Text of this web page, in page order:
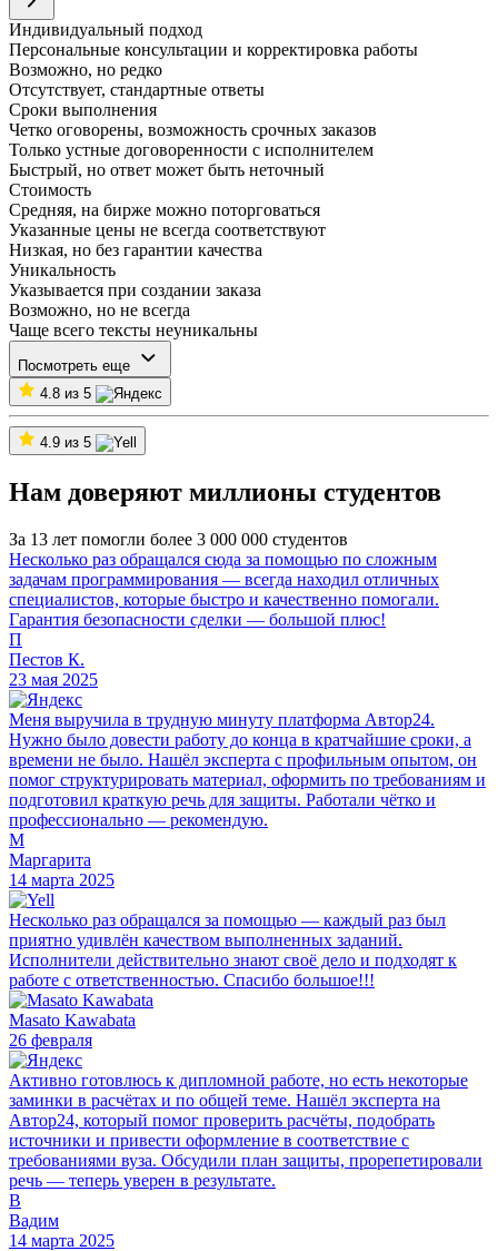
Индивидуальный подход
Персональные консультации и корректировка работы
Возможно, но редко
Отсутствует, стандартные ответы
Сроки выполнения
Четко оговорены, возможность срочных заказов
Только устные договоренности с исполнителем
Быстрый, но ответ может быть неточный
Стоимость
Средняя, на бирже можно поторговаться
Указанные цены не всегда соответствуют
Низкая, но без гарантии качества
Уникальность
Указывается при создании заказа
Возможно, но не всегда
Чаще всего тексты неуникальны
Посмотреть еще
4.8 из 5
4.9 из 5
Нам доверяют миллионы студентов
За 13 лет помогли более 3 000 000 студентов
Несколько раз обращался сюда за помощью по сложным
задачам программирования — всегда находил отличных
специалистов, которые быстро и качественно помогали.
Гарантия безопасности сделки — большой плюс!
П
Пестов К.
23 мая 2025
Меня выручила в трудную минуту платформа Автор24.
Нужно было довести работу до конца в кратчайшие сроки, а
времени не было. Нашёл эксперта с профильным опытом, он
помог структурировать материал, оформить по требованиям и
подготовил краткую речь для защиты. Работали чётко и
профессионально — рекомендую.
М
Маргарита
14 марта 2025
Несколько раз обращался за помощью — каждый раз был
приятно удивлён качеством выполненных заданий.
Исполнители действительно знают своё дело и подходят к
работе с ответственностью. Спасибо большое!!!
Masato Kawabata
26 февраля
Активно готовлюсь к дипломной работе, но есть некоторые
заминки в расчётах и по общей теме. Нашёл эксперта на
Автор24, который помог проверить расчёты, подобрать
источники и привести оформление в соответствие с
требованиями вуза. Обсудили план защиты, прорепетировали
речь — теперь уверен в результате.
В
Вадим
14 марта 2025